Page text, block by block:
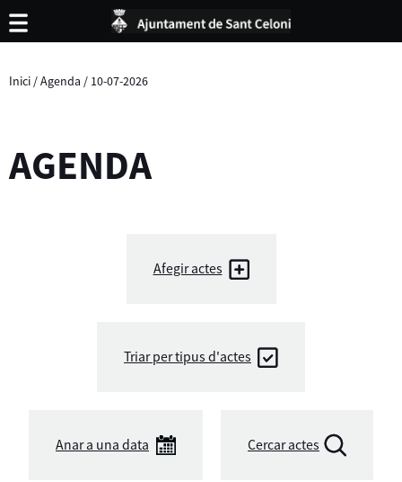
Inici /Agenda / 10-07-2026
AGENDA
Afegir actes
Triar per tipus d'actes
Anar a una data Cercar actes